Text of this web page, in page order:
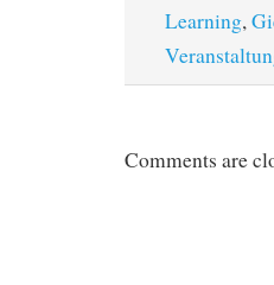
Learning,
Comments are